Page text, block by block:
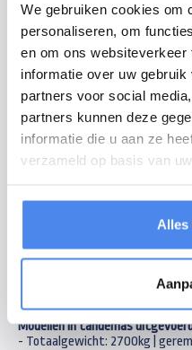
We gebruiken cookies om
personaliseren, om
en om ons
informatie over uw
partners voor social
partners kunnen deze
informatie die u aan ze
verzameld op basis van
Alles
De boottrailer is standaard
waterdichte lagers, RVS
zwaar opklapbaar neuswiel, een
verlichtingsbalk, verstelbare
kim- en kielrollen zijn gemaakt
gelast en aan de binnen- en
boot zo laag mogelijk ligt. Neem
Modellen in enkelas uitgevoerd:
- Totaalgewicht:
- Totaalgewicht:
- Totaalgewicht: 1800kg |
Modellen in tandemas
- Totaalgewicht: 2700kg |